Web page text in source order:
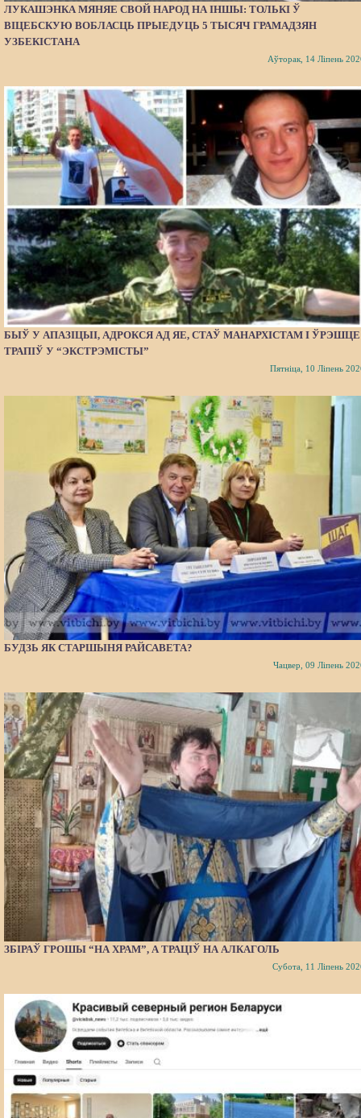
ЛУКАШЭНКА МЯНЯЕ СВОЙ НАРОД НА ІНШЫ: ТОЛЬКІ Ў
ВІЦЕБСКУЮ ВОБЛАСЦЬ ПРЫЕДУЦЬ 5 ТЫСЯЧ ГРАМАДЗЯН
УЗБЕКІСТАНА
Аўторак, 14 Ліпень
БЫЎ У АПАЗІЦЫІ, АДРОКСЯ АД ЯЕ, СТАЎ МАНАРХІСТАМ І ЎРЭШЦЕ
ТРАПІЎ У “ЭКСТРЭМІСТЫ”
Пятніца, 10 Ліпень
БУДЗЬ ЯК СТАРШЫНЯ РАЙСАВЕТА?
Чацвер, 09 Ліпень
ЗБІРАЎ ГРОШЫ “НА ХРАМ”, А ТРАЦІЎ НА АЛКАГОЛЬ
Субота, 11 Ліпень